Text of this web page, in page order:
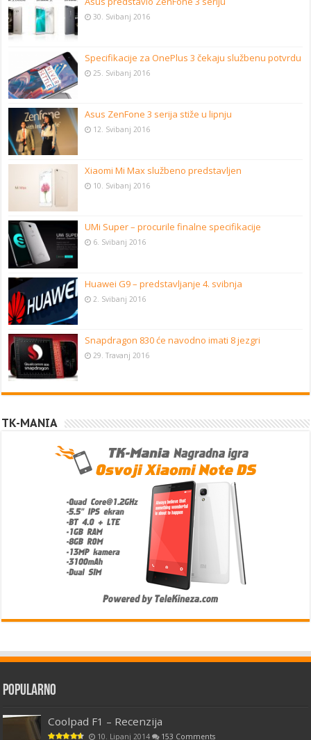
30. Svibanj 2016
Specifikacije za OnePlus 3 čekaju službenu potvrdu
25. Svibanj 2016
Asus ZenFone 3 serija stiže u lipnju
12. Svibanj 2016
Xiaomi Mi Max službeno predstavljen
10. Svibanj 2016
UMi Super – procurile finalne specifikacije
6. Svibanj 2016
Huawei G9 – predstavljanje 4. svibnja
2. Svibanj 2016
Snapdragon 830 će navodno imati 8 jezgri
29. Travanj 2016
TK-MANIA
Popularno
Coolpad F1 – Recenzija
10. Lipanj 2014 153 Comments